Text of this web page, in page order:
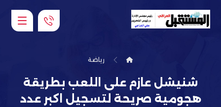
رياضة
شنيشل عازم على اللعب بطريقة
هجومية صريحة لتسجيل اكبر عدد